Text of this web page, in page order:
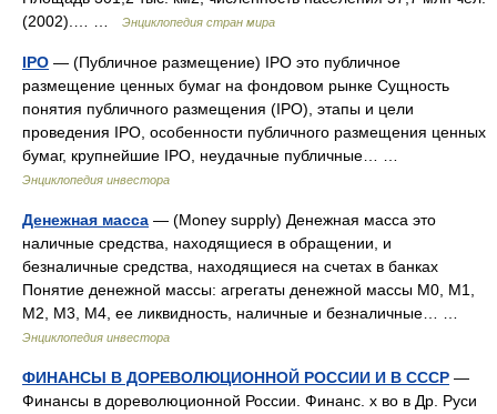
(2002).… …
Энциклопедия стран мира
IPO — (Публичное размещение) IPO это публичное
размещение ценных бумаг на фондовом рынке Сущность
понятия публичного размещения (IPO), этапы и цели
проведения IPO, особенности публичного размещения ценных
бумаг, крупнейшие IPO, неудачные публичные… …
Энциклопедия инвестора
Денежная масса — (Money supply) Денежная масса это
наличные средства, находящиеся в обращении, и
безналичные средства, находящиеся на счетах в банках
Понятие денежной массы: агрегаты денежной массы М0, М1,
М2, М3, М4, ее ликвидность, наличные и безналичные… …
Энциклопедия инвестора
ФИНАНСЫ В ДОРЕВОЛЮЦИОННОЙ РОССИИ И В СССР —
Финансы в дореволюционной России. Финанс. х во в Др. Руси